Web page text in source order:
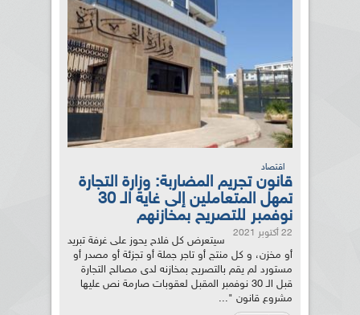
اقتصاد
قانون تجريم المضاربة: وزارة التجارة
تمهل المتعاملين إلى غاية الـ 30
نوفمبر للتصريح بمخازنهم
22 أكتوبر 2021
سيتعرض كل فلاح يحوز على غرفة تبريد
أو مخزن، و كل منتج أو تاجر جملة أو تجزئة أو مصدر أو
مستورد لم يقم بالتصريح بمخازنه لدى مصالح التجارة
قبل الـ 30 نوفمبر المقبل لعقوبات صارمة نص عليها
مشروع قانون "...